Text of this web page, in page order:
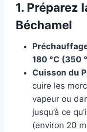
1. Préparez
Béchamel
180 °C (350
Cuisson du
cuire les
vapeur ou
jusqu’à ce
(environ 20